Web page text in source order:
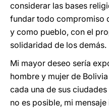
considerar las bases
fundar todo compromiso
y como pueblo, con el
solidaridad de los demás.
Mi mayor deseo sería
hombre y mujer de
cada una de sus
no es posible, mi